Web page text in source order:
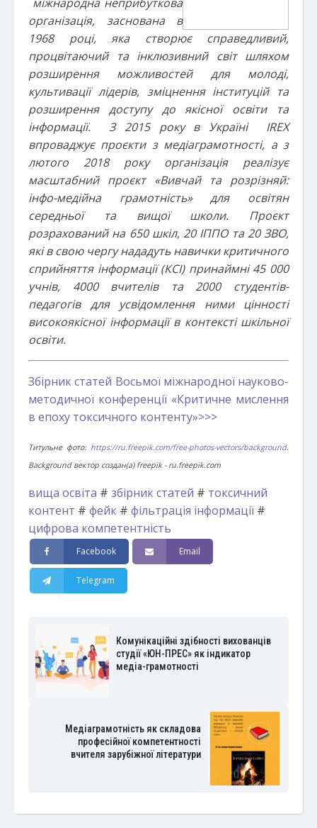
організація, заснована в
1968 році, яка створює справедливий,
процвітаючий та інклюзивний світ шляхом
розширення можливостей для молоді,
культивації лідерів, зміцнення інституцій та
розширення доступу до якісної освіти та
інформації. З 2015 року в Україні IREX
впроваджує проєкти з медіаграмотності, а з
лютого 2018 року організація реалізує
масштабний проєкт «Вивчай та розрізняй:
інфо-медійна грамотність» для освітян
середньої та вищої школи. Проєкт
розрахований на 650 шкіл, 20 ІППО та 20 ЗВО,
які в свою чергу нададуть навички критичного
сприйняття інформації (КСІ) принаймні 45 000
учнів, 4000 вчителів та 2000 студентів-
педагогів для усвідомлення ними цінності
високоякісної інформації в контексті шкільної
освіти.
Збірник статей Восьмої міжнародної науково-
методичної конференції «Критичне мислення
в епоху токсичного контенту»>>>
Титульне фото: https://ru.freepik.com/free-photos-vectors/background.
Background вектор создан(а) freepik - ru.freepik.com
вища освіта # збірник статей # токсичний
контент # фейк # фільтрація інформації #
цифрова компетентність
Facebook Email
Telegram
Комунікаційні здібності вихованців
студії «ЮН-ПРЕС» як індикатор
медіа-грамотності
Медіаграмотність як складова
професійної компетентності
вчителя зарубіжної літератури